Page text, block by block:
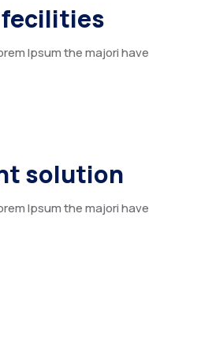
fecilities
Ipsum the majori have
solution
Ipsum the majori have